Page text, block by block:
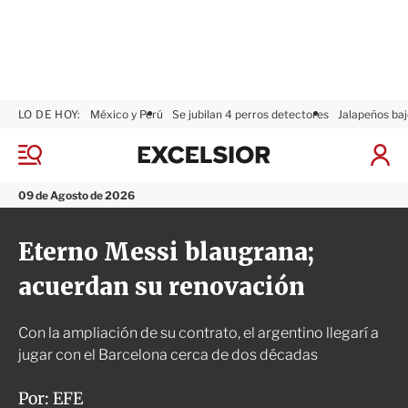
M
n
ú
09 de Agosto de 2026
LO DE HOY: México y Perú Se jubilan 4 perros detectores Jalapeños
I
x
l
i
o
r
Eterno Messi blaugrana;
acuerdan su renovación
Con la ampliación de su contrato, el argentino llegarí a
jugar con el Barcelona cerca de dos décadas
Por: EFE